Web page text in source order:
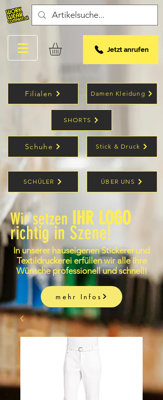
Jetzt anrufen
Filialen Damen Kleidung
SHORTS
Schuhe Stick & Druck
SCHÜLER ÜBER UNS
Wir setzen IHR LOGO
richtig in Szene!
In unserer hauseigenen Stickerei und
Textildruckerei erfüllen wir alle Ihre
Wünsche professionell und schnell!
mehr Infos